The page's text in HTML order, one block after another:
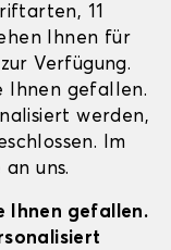
11
Ihnen für
Verfügung.
Ihnen gefallen.
werden,
Im
uns.
Ihnen gefallen.